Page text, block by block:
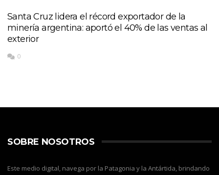
Santa Cruz lidera el récord exportador de la
minería argentina: aportó el 40% de las ventas al
exterior
0
SOBRE NOSOTROS
Este medio digital, navega por la Patagonia y la Antártida, brindando